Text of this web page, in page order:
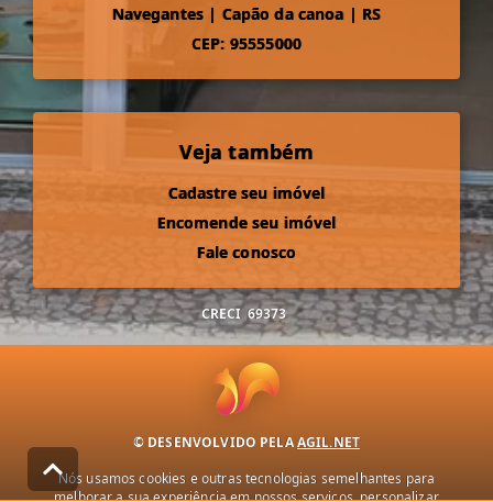
Navegantes | Capão da canoa | RS
CEP: 95555000
Veja também
Cadastre seu imóvel
Encomende seu imóvel
Fale conosco
CRECI 69373
© DESENVOLVIDO PELAAGIL.NET
Nós usamos cookies e outras tecnologias semelhantes para
melhorar a sua experiência em nossos serviços, personalizar